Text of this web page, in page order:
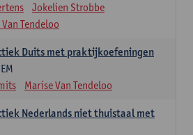
Jokelien Strobbe
Tendeloo
Duits met praktijkoefeningen
Marise Van Tendeloo
Nederlands niet thuistaal met